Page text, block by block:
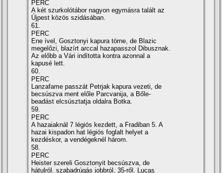
PERC
A két szurkolótábor nagyon egymásra talált az
Újpest közös szidásában.
61.
PERC
Ene í­vel, Gosztonyi kapura törne, de Blazic
megelőzi, blazí­rt arccal hazapasszol Dibusznak.
Az előbb a Vári indí­totta kontra azonnal a
kapusé lett.
60.
PERC
Lanzafame passzát Petrjak kapura vezeti, de
becsúszva ment előle Parcvanija, a Bőle-
beadást elcsúsztatja oldalra Botka.
59.
PERC
A hazaiaknál 7 légiós kezdett, a Fradiban 5. A
hazai kispadon hat légiós foglalt helyet a
kezdéskor, a vendégeknél három.
58.
PERC
Heister szereli Gosztonyit becsúszva, de
hátulról, szabadrúgás jobbról, 35-ről. Lucas